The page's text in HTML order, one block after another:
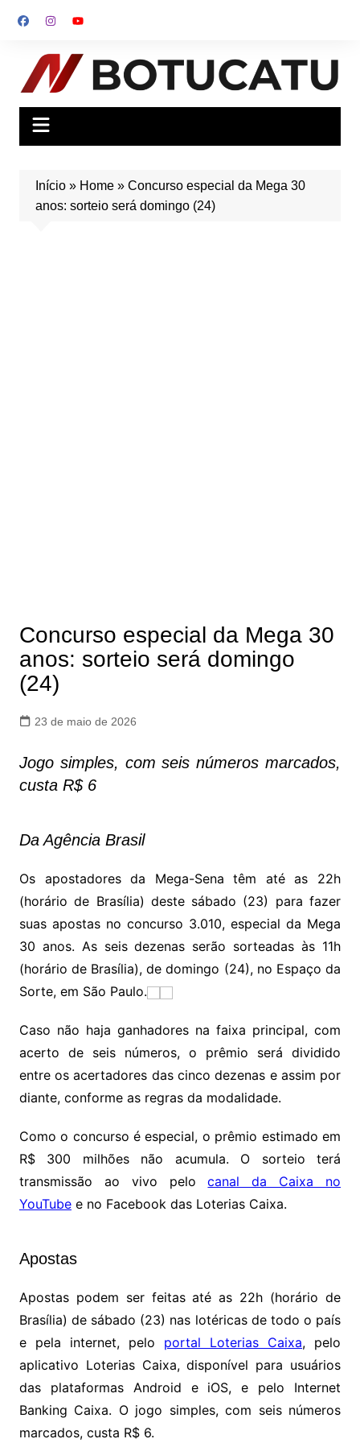
para
conteúdo
Início» Home» Concurso especial da Mega 30
anos: sorteio será domingo (24)
Concurso especial da Mega 30
anos: sorteio será domingo
(24)
23 de maio de 2026
Jogo simples, com seis números marcados,
custa R$ 6
Da Agência Brasil
Os apostadores da Mega-Sena têm até as 22h
(horário de Brasília) deste sábado (23) para fazer
suas apostas no concurso 3.010, especial da Mega
30 anos. As seis dezenas serão sorteadas às 11h
(horário de Brasília), de domingo (24), no Espaço da
Sorte, em São Paulo.
Caso não haja ganhadores na faixa principal, com
acerto de seis números, o prêmio será dividido
entre os acertadores das cinco dezenas e assim por
diante, conforme as regras da modalidade.
Como o concurso é especial, o prêmio estimado em
R$ 300 milhões não acumula. O sorteio terá
transmissão ao vivo pelocanal da Caixa no
YouTubee no Facebook das Loterias Caixa.
Apostas
Apostas podem ser feitas até as 22h (horário de
Brasília) de sábado (23) nas lotéricas de todo o país
e pela internet, pelo portal Loterias Caixa, pelo
aplicativo Loterias Caixa, disponível para usuários
das plataformas Android e iOS, e pelo Internet
Banking Caixa. O jogo simples, com seis números
marcados, custa R$ 6.